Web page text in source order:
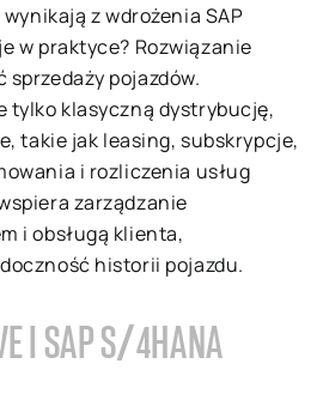
z wdrożenia SAP
w praktyce? Rozwiązanie
pojazdów.
tylko klasyczną dystrybucję,
takie jak leasing, subskrypcje,
i rozliczenia usług
zarządzanie
i obsługą klienta,
historii pojazdu.
I SAP S/4HANA